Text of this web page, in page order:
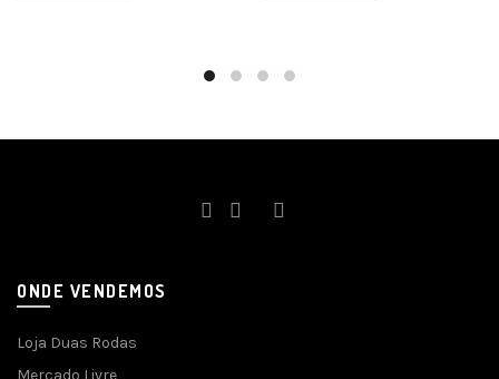
ONDE VENDEMOS
Loja Duas Rodas